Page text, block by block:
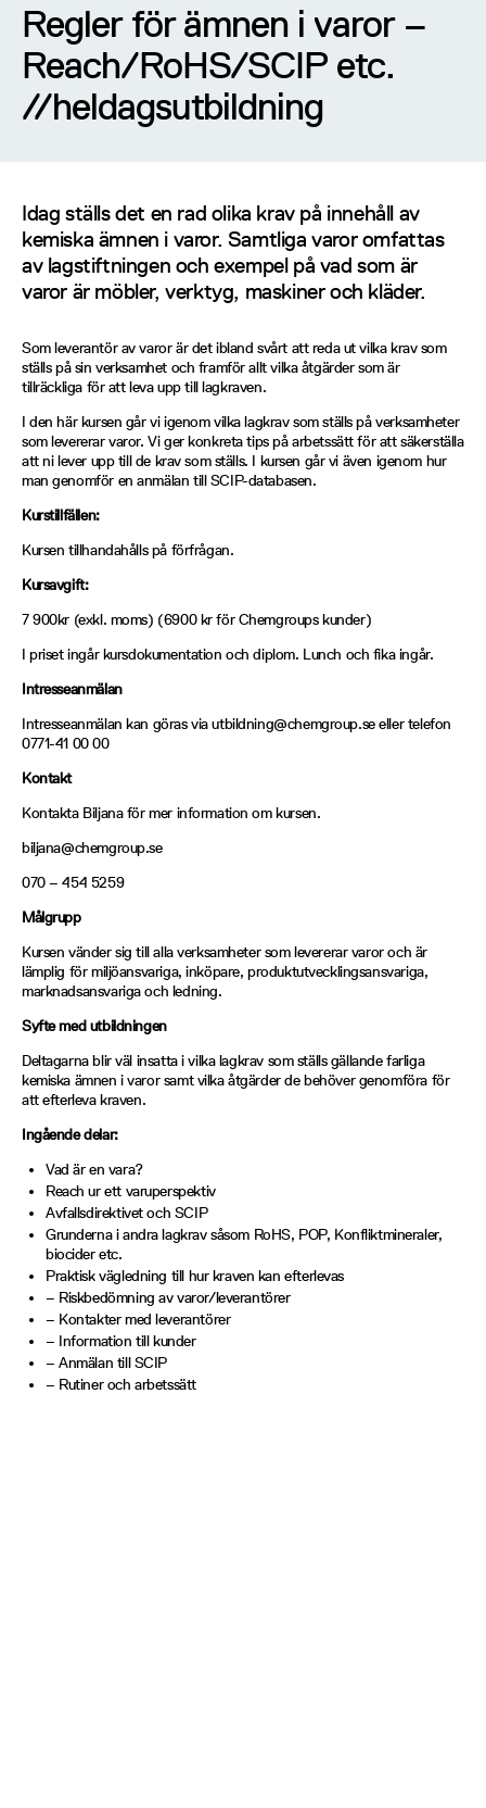
Regler för ämnen i varor – Reach/RoHS/SCIP etc.
Regler för ämnen i varor –
Reach/RoHS/SCIP etc.
heldagsutbildning
//heldagsutbildning
Idag ställs det en rad olika krav på innehåll av
kemiska ämnen i varor. Samtliga varor omfattas
av lagstiftningen och exempel på vad som är
varor är möbler, verktyg, maskiner och kläder.
Som leverantör av varor är det ibland svårt att reda ut vilka krav som
ställs på sin verksamhet och framför allt vilka åtgärder som är
tillräckliga för att leva upp till lagkraven.
I den här kursen går vi igenom vilka lagkrav som ställs på verksamheter
som levererar varor. Vi ger konkreta tips på arbetssätt för att säkerställa
att ni lever upp till de krav som ställs. I kursen går vi även igenom hur
man genomför en anmälan till SCIP-databasen.
Kurstillfällen:
Kursen tillhandahålls på förfrågan.
Kursavgift:
7 900kr (exkl. moms) (6900 kr för Chemgroups kunder)
I priset ingår kursdokumentation och diplom. Lunch och fika ingår.
Intresseanmälan
Intresseanmälan kan göras via utbildning@chemgroup.se eller telefon
0771-41 00 00
Kontakt
Kontakta Biljana för mer information om kursen.
biljana@chemgroup.se
070 – 454 5259
Målgrupp
Kursen vänder sig till alla verksamheter som levererar varor och är
lämplig för miljöansvariga, inköpare, produktutvecklingsansvariga,
marknadsansvariga och ledning.
Syfte med utbildningen
Deltagarna blir väl insatta i vilka lagkrav som ställs gällande farliga
kemiska ämnen i varor samt vilka åtgärder de behöver genomföra för
att efterleva kraven.
Ingående delar:
Vad är en vara?
Reach ur ett varuperspektiv
Avfallsdirektivet och SCIP
Grunderna i andra lagkrav såsom RoHS, POP, Konfliktmineraler,
biocider etc.
Praktisk vägledning till hur kraven kan efterlevas
– Riskbedömning av varor/leverantörer
– Kontakter med leverantörer
– Information till kunder
– Anmälan till SCIP
– Rutiner och arbetssätt